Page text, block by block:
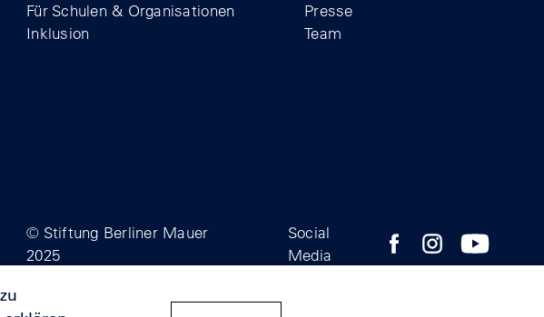
Für Schulen & Organisationen
Inklusion
Presse
Team
© Stiftung Berliner Mauer
2025
Social
Media
Zum Facebook-Profil
Zum Instagram-
Zum